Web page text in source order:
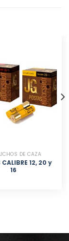
DE CAZA
CALIBRE 12, 20 y
16